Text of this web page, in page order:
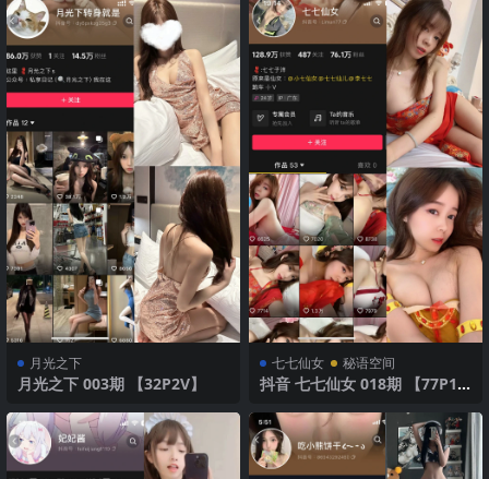
月光之下
月光之下 003期 【32P2V】
七七仙女 秘语空间
抖音 七七仙女 018期 【77P1